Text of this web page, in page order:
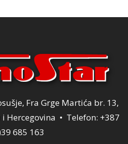
Fra Grge Martića br. 13,
i Hercegovina • Telefon: +387
685 163